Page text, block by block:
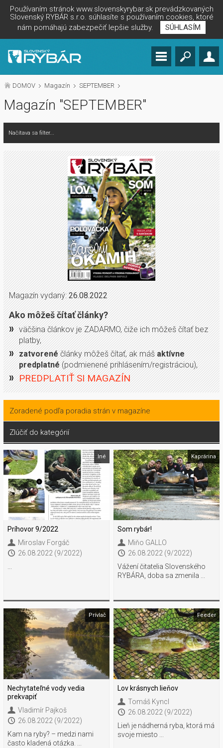
Používaním stránok www.slovenskyrybar.sk prevádzkovaných
Slovenský RYBÁR s.r.o. súhlasíte s používaním cookies, ktoré
nám pomáhajú zabezpečiť lepšie služby.
SÚHLASÍM
DOMOV Magazín SEPTEMBER
Magazín "SEPTEMBER"
Načítava sa filter...
Magazín vydaný:26.08.2022
Ako môžeš čítať články?
väčšina článkov je ZADARMO, čiže ich môžeš čítať bez
platby,
zatvorenéčlánky môžeš čítať, ak mášaktívne
predplatné(podmienené prihlásením/registráciou),
PREDPLATIŤ SI MAGAZÍN
Zoradené podľa poradia strán v magazíne
Zlúčiť do kategórií
Iné
Príhovor 9/2022
Miroslav Forgáč
26.08.2022 (9/2022)
...
Kaprárina
Som rybár!
Miňo GALLO
26.08.2022 (9/2022)
Vážení čitatelia Slovenského
RYBÁRA, doba sa zmenila ...
Prívlač
Nechytateľné vody vedia
prekvapiť
Vladimír Pajkoš
26.08.2022 (9/2022)
Kam na ryby? – medzi nami
často kladená otázka. ...
Feeder
Lov krásnych lieňov
Tomáš Kyncl
26.08.2022 (9/2022)
Lieň je nádherná ryba, ktorá má
svoje miesto ...